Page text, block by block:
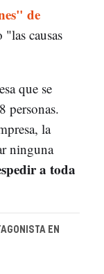
de
causas
que se
personas.
la
ninguna
a toda
EN